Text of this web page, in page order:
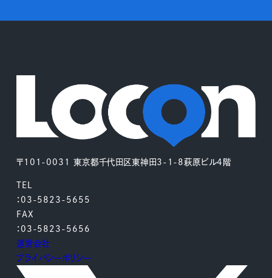
〒101-0031 東京都千代田区東神田3-1-8萩原ビル4階
TEL
：03-5823-5655
FAX
：03-5823-5656
運営会社
プライバシーポリシー